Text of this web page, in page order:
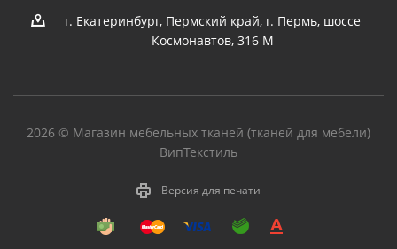
г. Екатеринбург, Пермский край, г. Пермь, шоссе
Космонавтов, 316 М
2026 © Магазин мебельных тканей (тканей для мебели)
ВипТекстиль
Версия для печати